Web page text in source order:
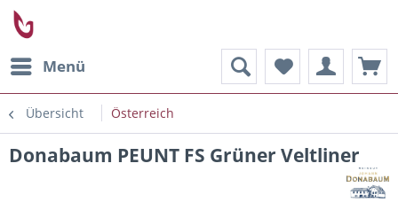
Menü
Übersicht Österreich
Donabaum PEUNT FS Grüner Veltliner